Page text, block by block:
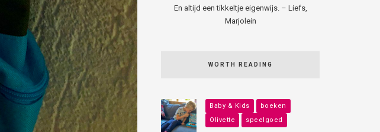
En altijd een tikkeltje eigenwijs. – Liefs,
Marjolein
WORTH READING
Baby & Kids
boeken
Olivette
speelgoed